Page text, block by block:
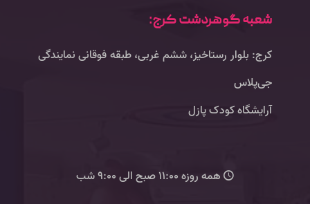
شعبه گوهردشت کرج:
کرج: بلوار رستاخیز، ششم غربی، طبقه فوقانی نمایندگی
جی‌پلاس
آرایشگاه کودک پازل
همه روزه 11:00 صبح الی 9:00 شب